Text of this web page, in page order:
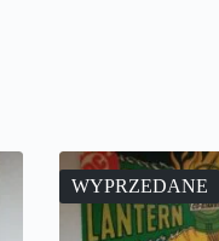
WYPRZEDANE